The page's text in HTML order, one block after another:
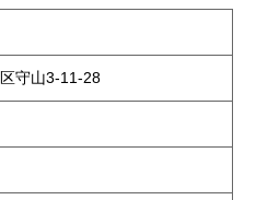
守山3-11-28